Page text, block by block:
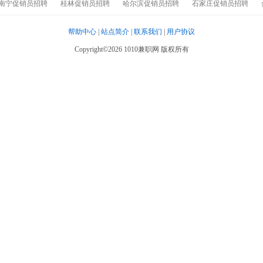
宁促销员招聘 桂林促销员招聘 哈尔滨促销员招聘 石家庄促销员招聘
帮助中心 站点简介 联系我们 用户协议
Copyright©2026 1010兼职网 版权所有